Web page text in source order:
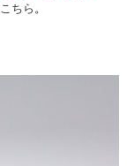
こちら 。